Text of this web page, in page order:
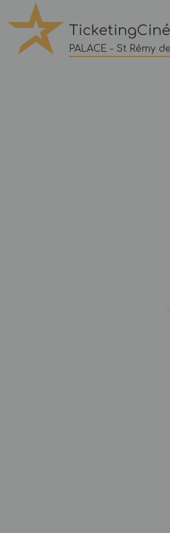
TicketingCiné
PALACE - St Rémy